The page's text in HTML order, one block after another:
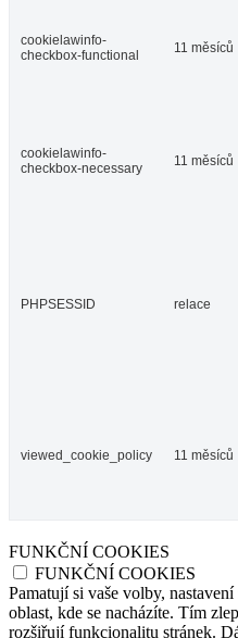
cookielawinfo-
checkbox-functional
11 měsíců
cookielawinfo-
checkbox-necessary
11 měsíců
PHPSESSID relace
viewed_cookie_policy 11 měsíců
FUNKČNÍ COOKIES
FUNKČNÍ COOKIES
Pamatují si vaše volby,
oblast, kde se nacházíte. Tím
rozšiřují funkcionalitu stránek.